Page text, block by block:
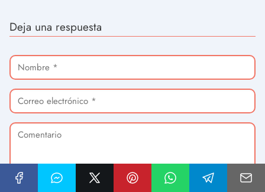
Deja una respuesta